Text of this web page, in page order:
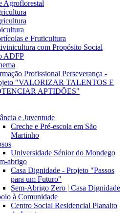
Agroflorestal
e Fruticultura
com Propósito Social
ADFP
Profissional Perseverança -
"VALORIZAR TALENTOS E
APTIDÕES"
e Juventude
Creche e Pré-escola em São
Martinho
Universidade Sénior do Mondego
abrigo
Casa Dignidade - Projeto "Passos
para um Futuro"
Sem-Abrigo Zero | Casa Dignidade
à Comunidade
Centro Social Residencial Planalto